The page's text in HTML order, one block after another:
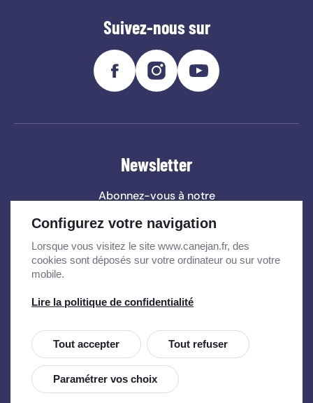
Configurez votre navigation
Lorsque vous visitez le site www.canejan.fr, des
cookies sont déposés sur votre ordinateur ou sur votre
mobile.
Lire la politique de confidentialité
Tout accepter Tout refuser
Paramétrer vos choix
Suivez-nous sur
Newsletter
Abonnez-vous à notre
information municipale !
Charte d'utilisation
Mentions légales
Plan du site
Accessibilité : partiellement conforme